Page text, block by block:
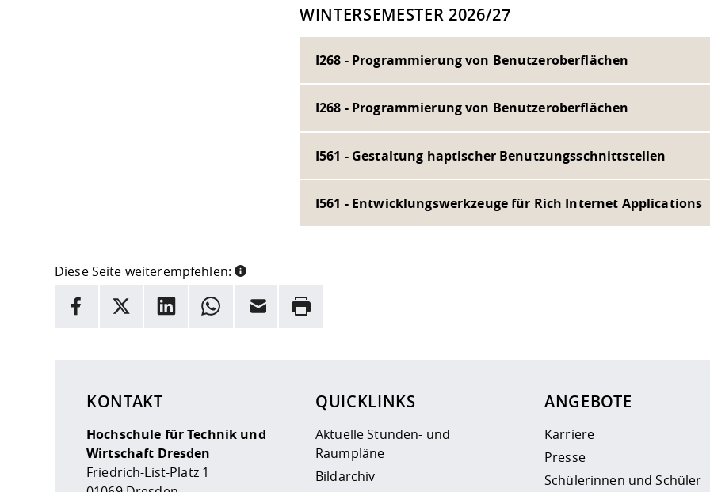
WINTERSEMESTER 2026/27
I268 - Programmierung von Benutzeroberflächen
I268 - Programmierung von Benutzeroberflächen
I561 - Gestaltung haptischer Benutzungsschnittstellen
I561 - Entwicklungswerkzeuge für Rich Internet Applications
Diese Seite weiterempfehlen:
INFORMATION
Facebook
X LinkedInWhatsappE-Mail Drucken
KONTAKT
Hochschule für Technik und
Wirtschaft Dresden
Friedrich-List-Platz 1
QUICKLINKS
Aktuelle Stunden- und
Raumpläne
Bildarchiv
ANGEBOTE
Karriere
Presse
Schülerinnen und Schüler